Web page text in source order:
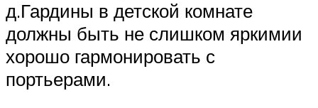
д.Гардины в детской комнате
должны быть не слишком яркимии
хорошо гармонировать с
портьерами.